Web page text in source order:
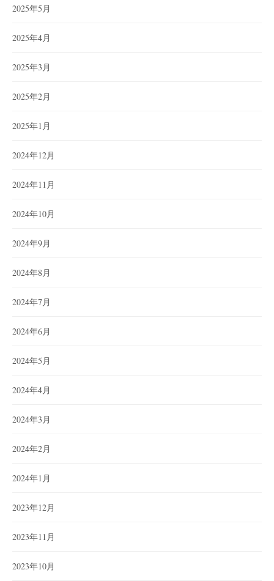
2025年5月
2025年4月
2025年3月
2025年2月
2025年1月
2024年12月
2024年11月
2024年10月
2024年9月
2024年8月
2024年7月
2024年6月
2024年5月
2024年4月
2024年3月
2024年2月
2024年1月
2023年12月
2023年11月
2023年10月